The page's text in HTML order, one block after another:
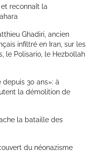
reconnaît la
Ghadiri, ancien
infiltré en Iran, sur les
le Polisario, le Hezbollah
depuis 30 ans»: à
la démolition de
la bataille des
du néonazisme